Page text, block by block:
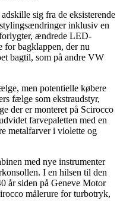
sig fra de eksisterende
inklusiv en
ændrede LED-
for bagklappen, der nu
bagtil, som på andre VW
men potentielle købere
fælge som ekstraudstyr,
der er monteret på Scirocco
farvepaletten med en
metalfarver i violette og
med nye instrumenter
I en hilsen til den
år siden på Geneve Motor
målerure for turbotryk,